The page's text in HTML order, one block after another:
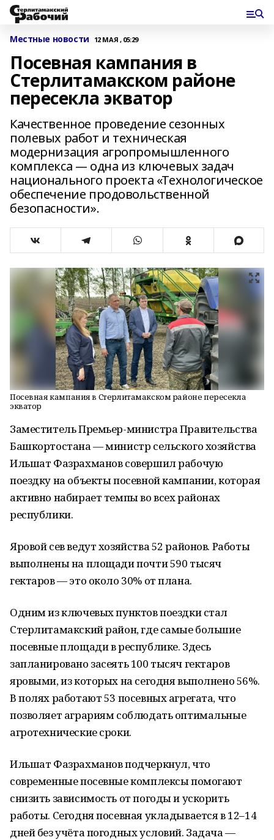
Местные новости 12 МАЯ , 05:29
Посевная кампания в
Стерлитамакском районе
пересекла экватор
Качественное проведение сезонных
полевых работ и техническая
модернизация агропромышленного
комплекса — одна из ключевых задач
национального проекта «Технологическое
обеспечение продовольственной
безопасности».
Посевная кампания в Стерлитамакском районе пересекла
экватор
Заместитель Премьер-министра Правительства
Башкортостана — министр сельского хозяйства
Ильшат Фазрахманов совершил рабочую
поездку на объекты посевной кампании, которая
активно набирает темпы во всех районах
республики.
Яровой сев ведут хозяйства 52 районов. Работы
выполнены на площади почти 590 тысяч
гектаров — это около 30% от плана.
Одним из ключевых пунктов поездки стал
Стерлитамакский район, где самые большие
посевные площади в республике. Здесь
запланировано засеять 100 тысяч гектаров
яровыми, из которых на сегодня выполнено 56%.
В полях работают 53 посевных агрегата, что
позволяет аграриям соблюдать оптимальные
агротехнические сроки.
Ильшат Фазрахманов подчеркнул, что
современные посевные комплексы помогают
снизить зависимость от погоды и ускорить
работы. Сегодня посевная укладывается в 12–14
дней без учёта погодных условий. Задача —